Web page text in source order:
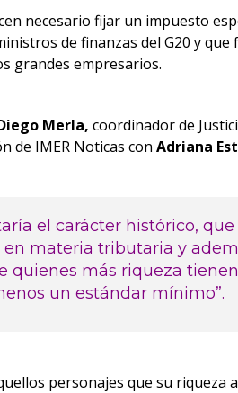
necesario fijar un impuesto
de finanzas del G20 y
grandes empresarios.
Merla, coordinador de
de IMER Noticas con Adriana
el carácter histórico,
en materia tributaria y
quienes más riqueza
un estándar mínimo”.
personajes que su